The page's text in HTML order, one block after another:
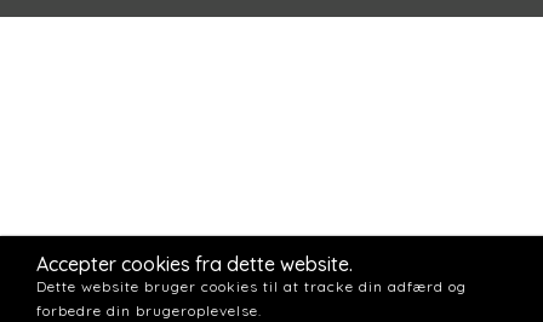
Accepter cookies fra dette website.
Dette website bruger cookies til at tracke din adfærd og
forbedre din brugeroplevelse.